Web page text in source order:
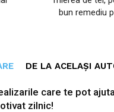
bun remediu
DE LA ACELAȘI
care te pot
zilnic!